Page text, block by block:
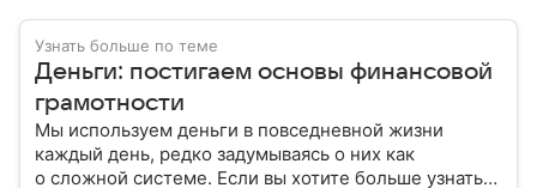
Узнать больше по теме
Деньги: постигаем основы финансовой
грамотности
Мы используем деньги в повседневной жизни
каждый день, редко задумываясь о них как
о сложной системе. Если вы хотите больше узнать